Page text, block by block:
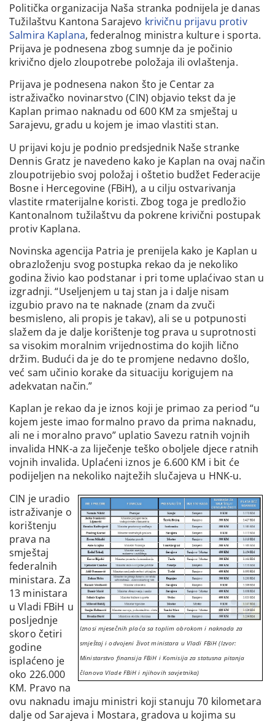
Politička organizacija Naša stranka podnijela je danas
Tužilaštvu Kantona Sarajevo krivičnu prijavu protiv
Salmira Kaplana, federalnog ministra kulture i sporta.
Prijava je podnesena zbog sumnje da je počinio
krivično djelo zloupotrebe položaja ili ovlaštenja.
Prijava je podnesena nakon što je Centar za
istraživačko novinarstvo (CIN) objavio tekst da je
Kaplan primao naknadu od 600 KM za smještaj u
Sarajevu, gradu u kojem je imao vlastiti stan.
U prijavi koju je podnio predsjednik Naše stranke
Dennis Gratz je navedeno kako je Kaplan na ovaj način
zloupotrijebio svoj položaj i oštetio budžet Federacije
Bosne i Hercegovine (FBiH), a u cilju ostvarivanja
vlastite rmaterijalne koristi. Zbog toga je predložio
Kantonalnom tužilaštvu da pokrene krivični postupak
protiv Kaplana.
Novinska agencija Patria je prenijela kako je Kaplan u
obrazloženju svog postupka rekao da je nekoliko
godina živio kao podstanar i pri tome uplaćivao stan u
izgradnji. “Useljenjem u taj stan ja i dalje nisam
izgubio pravo na te naknade (znam da zvuči
besmisleno, ali propis je takav), ali se u potpunosti
slažem da je dalje korištenje tog prava u suprotnosti
sa visokim moralnim vrijednostima do kojih lično
držim. Budući da je do te promjene nedavno došlo,
već sam učinio korake da situaciju korigujem na
adekvatan način.”
Kaplan je rekao da je iznos koji je primao za period “u
kojem jeste imao formalno pravo da prima naknadu,
ali ne i moralno pravo” uplatio Savezu ratnih vojnih
invalida HNK-a za liječenje teško oboljele djece ratnih
vojnih invalida. Uplaćeni iznos je 6.600 KM i bit će
podijeljen na nekoliko najtežih slučajeva u HNK-u.
Iznosi mjesečnih plaća sa toplim obrokom i naknada za
smještaj i odvojeni život ministara u Vladi FBiH (Izvor:
Ministarstvo finansija FBiH i Komisija za statusna pitanja
članova Vlade FBiH i njihovih savjetnika)
CIN je uradio
istraživanje o
korištenju
prava na
smještaj
federalnih
ministara. Za
13 ministara
u Vladi FBiH u
posljednje
skoro četiri
godine
isplaćeno je
oko 226.000
KM. Pravo na
ovu naknadu imaju ministri koji stanuju 70 kilometara
dalje od Sarajeva i Mostara, gradova u kojima su